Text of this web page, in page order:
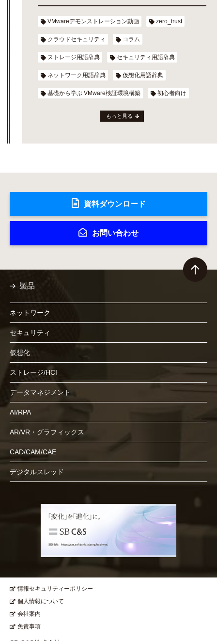
VMwareデモンストレーション動画 zero_trust
クラウドセキュリティ コラム
ストレージ用語辞典 セキュリティ用語辞典
ネットワーク用語辞典 仮想化用語辞典
基礎から学ぶ VMware検証環境構築 初心者向け
もっと見る
資料ダウンロード
お問い合わせ
製品
ネットワーク
セキュリティ
仮想化
ストレージ/HCI
データマネジメント
AI/RPA
AR/VR・グラフィックス
CAD/CAM/CAE
デジタルスレッド
情報セキュリティーポリシー
個人情報について
会社案内
免責事項